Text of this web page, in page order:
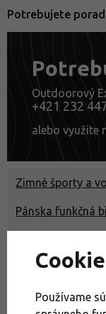
Potrebujete
Outdoorový
+421 232
alebo využite
Zimné športy a
Pánska funkčná
Pánske oblečenie
Lyžiarska
Používame